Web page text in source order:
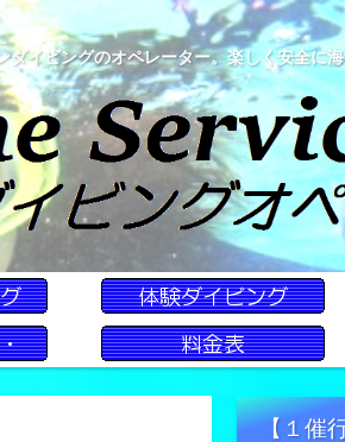
イビングのオペレーター。楽しく安全に海
【１催